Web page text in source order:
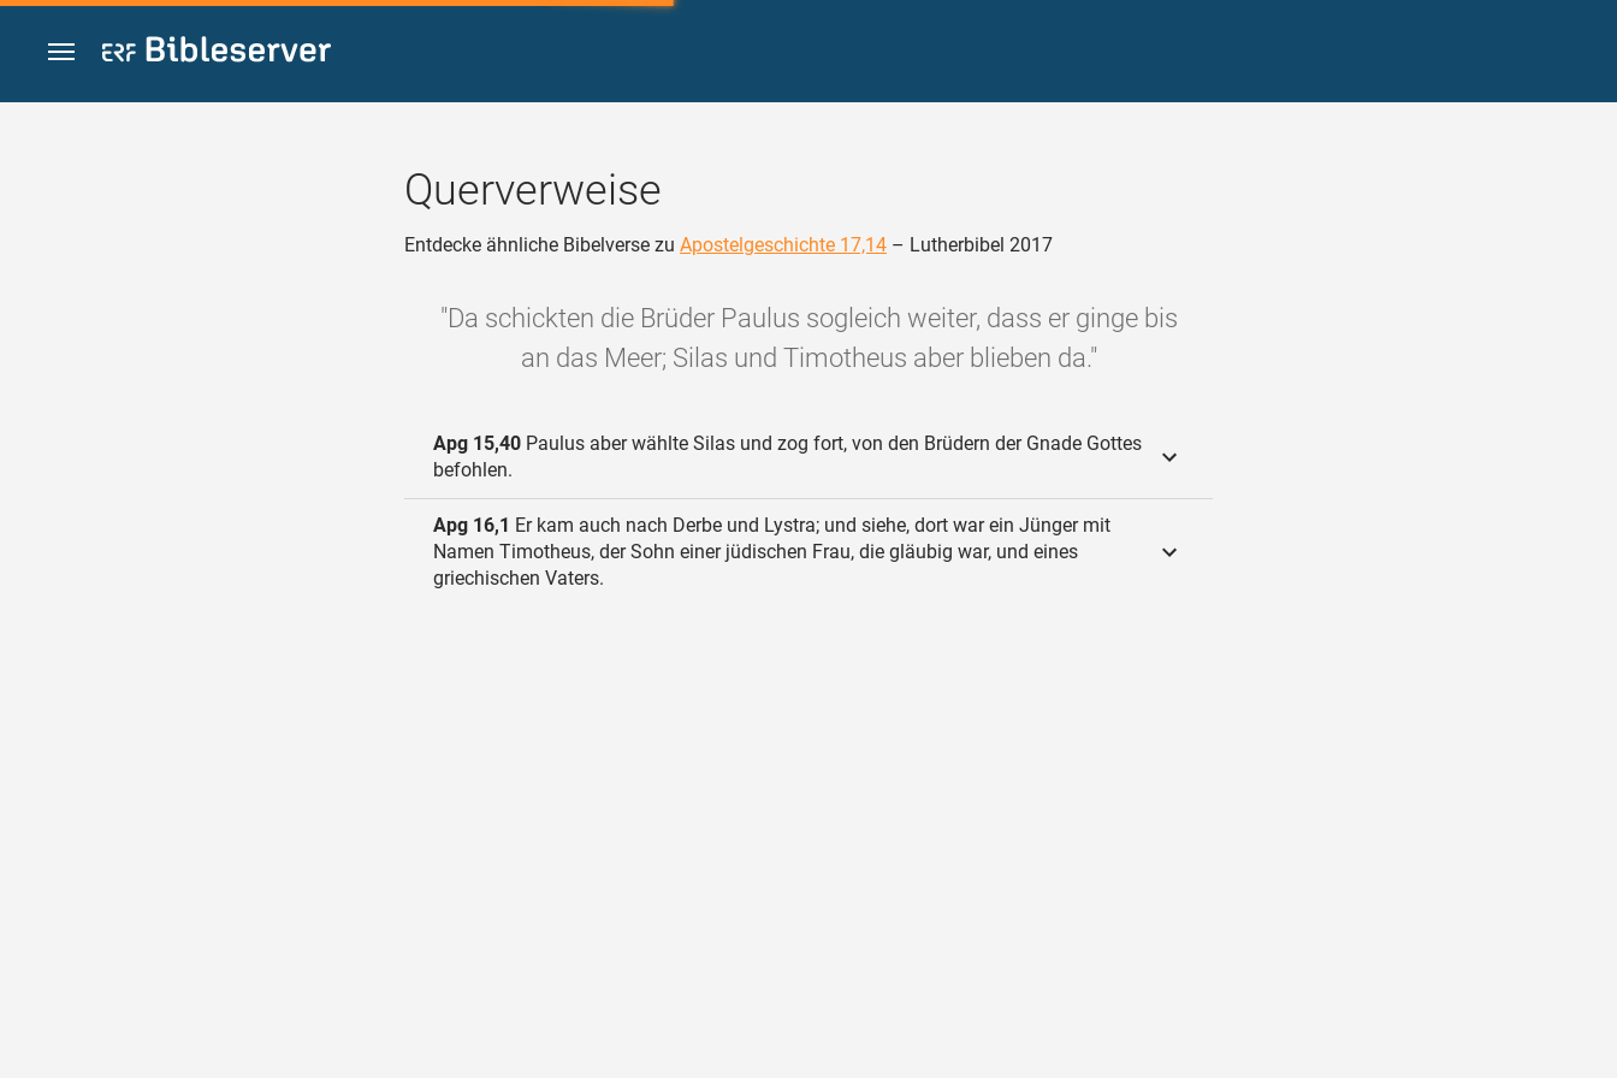
Zum Inhalt springen
Querverweise
Entdecke ähnliche Bibelverse zu Apostelgeschichte 17,14 – Lutherbibel 2017
"Da schickten die Brüder Paulus sogleich weiter, dass er ginge bis
an das Meer; Silas und Timotheus aber blieben da."
Apg 15,40 Paulus aber wählte Silas und zog fort, von den Brüdern der Gnade Gottes
befohlen.
Apg 16,1 Er kam auch nach Derbe und Lystra; und siehe, dort war ein Jünger mit
Namen Timotheus, der Sohn einer jüdischen Frau, die gläubig war, und eines
griechischen Vaters.